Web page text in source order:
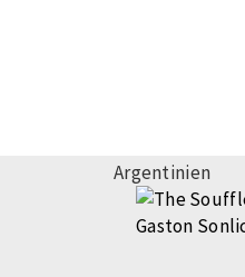
Argentinien